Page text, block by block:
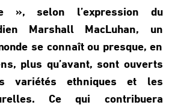
», selon l’expression du
Marshall MacLuhan, un
se connaît ou presque, en
plus qu’avant, sont ouverts
variétés ethniques et les
Ce qui contribuera